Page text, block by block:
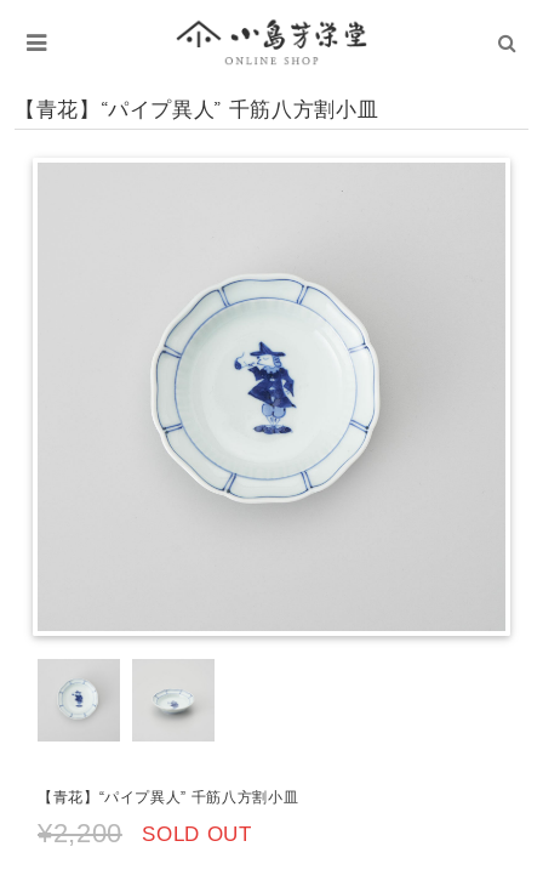
【青花】“パイプ異人” 千筋八方割小皿
【青花】“パイプ異人” 千筋八方割小皿
¥2,200 SOLD OUT